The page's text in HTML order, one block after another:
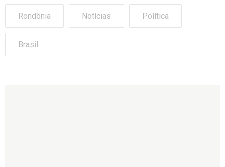
Rondônia Notícias Política
Brasil